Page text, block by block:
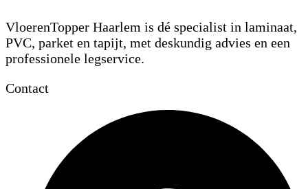
VloerenTopper Haarlem is dé specialist in laminaat,
PVC, parket en tapijt, met deskundig advies en een
professionele legservice.
Contact